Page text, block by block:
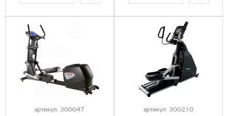
артикул: 300047 артикул: 300210